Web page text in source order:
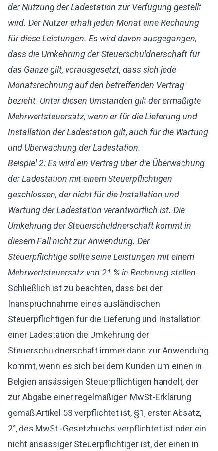
der Nutzung der Ladestation zur Verfügung gestellt
wird. Der Nutzer erhält jeden Monat eine Rechnung
für diese Leistungen. Es wird davon ausgegangen,
dass die Umkehrung der Steuerschuldnerschaft für
das Ganze gilt, vorausgesetzt, dass sich jede
Monatsrechnung auf den betreffenden Vertrag
bezieht. Unter diesen Umständen gilt der ermäßigte
Mehrwertsteuersatz, wenn er für die Lieferung und
Installation der Ladestation gilt, auch für die Wartung
und Überwachung der Ladestation.
Beispiel 2: Es wird ein Vertrag über die Überwachung
der Ladestation mit einem Steuerpflichtigen
geschlossen, der nicht für die Installation und
Wartung der Ladestation verantwortlich ist. Die
Umkehrung der Steuerschuldnerschaft kommt in
diesem Fall nicht zur Anwendung. Der
Steuerpflichtige sollte seine Leistungen mit einem
Mehrwertsteuersatz von 21 % in Rechnung stellen.
Schließlich ist zu beachten, dass bei der
Inanspruchnahme eines ausländischen
Steuerpflichtigen für die Lieferung und Installation
einer Ladestation die Umkehrung der
Steuerschuldnerschaft immer dann zur Anwendung
kommt, wenn es sich bei dem Kunden um einen in
Belgien ansässigen Steuerpflichtigen handelt, der
zur Abgabe einer regelmäßigen MwSt-Erklärung
gemäß Artikel 53 verpflichtet ist, §1, erster Absatz,
2°, des MwSt.-Gesetzbuchs verpflichtet ist oder ein
nicht ansässiger Steuerpflichtiger ist, der einen in